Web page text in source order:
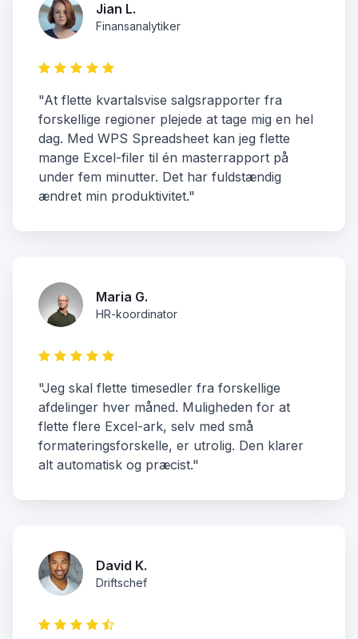
Jian L.
Finansanalytiker
"At flette kvartalsvise salgsrapporter fra
forskellige regioner plejede at tage mig en hel
dag. Med WPS Spreadsheet kan jeg flette
mange Excel-filer til én masterrapport på
under fem minutter. Det har fuldstændig
ændret min produktivitet."
Maria G.
HR-koordinator
"Jeg skal flette timesedler fra forskellige
afdelinger hver måned. Muligheden for at
flette flere Excel-ark, selv med små
formateringsforskelle, er utrolig. Den klarer
alt automatisk og præcist."
David K.
Driftschef